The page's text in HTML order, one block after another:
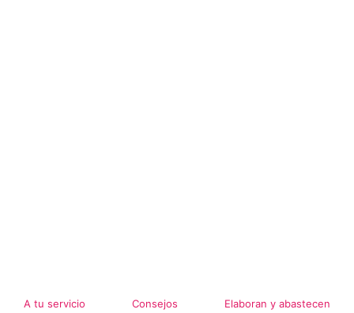
A tu servicio Consejos Elaboran y abastecen